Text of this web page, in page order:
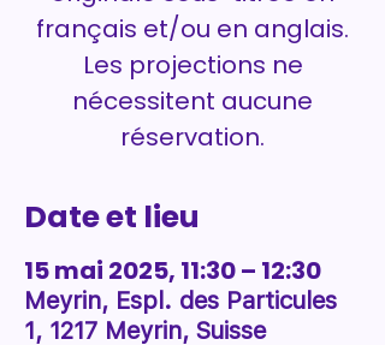
français et/ou en anglais.
Les projections ne
nécessitent aucune
réservation.
Date et lieu
15 mai 2025, 11:30 – 12:30
Meyrin, Espl. des Particules
1, 1217 Meyrin, Suisse